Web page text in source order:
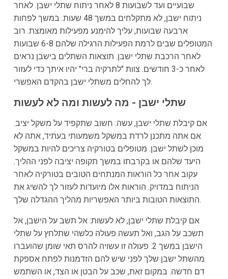
שבועיים ועד לשבועות 8 לאחר ניתוח שתלי ישבן. לאחר
ניתוח ישבן, לא מתקלחים במשך 48 שעות. במשך לפחות
ארבעה שבועות, עליך להימנע מפעילות מאומצת. רוב
המטופלים שבים לרמת הפעילות הרגילה שלהם 6-8 שבועות
לאחר הרכבת שתלי ישבן. תוצאות השתלים בישבן נראים
לאחר כ-3 חודשים. צוות "לתרקיה ברי" יהיו איתך כדי לעזור
לך להחלים משתלי ישבן בהקדם האפשרי.
שתלי ישבן - מה לעשות ומה לא לעשות
אם קיבלת שתלי ישבן, עשה: חשוב שתקפיד על משקל יציב.
אם אתה מתכנן לרדת במשקל משמעותי בעתיד, אתה לא
מוכן לשתל ישבן. מטופלים בטורקיה צריכים להיות במשקל
היעד שלהם או בקרבתו במשך תקופה יציבה לפני ההליך.
עקוב אחר כל הוראות המנתחים הטובים בטורקיה לאחר
הניתוח במדויק. הוראות אלו מיועדות לעזור לך להשיג את
התוצאות הטובות ביותר האפשריות מהליך ההגדלה שלך.
אם קיבלת שתלי ישבן, לא לעשות: אל תשב על הישבן, אל
תשכב על הגב, ואל תעשה פעולה כלשהי שתלחץ על שתלי
הישבן במשך 2. פעולה זו עשויה להרס תאי שומן שהועברו
מהשתל ישבן שלך לפני שיש להם הזדמנות לפתח אספקת
דם חדשה. במקום זאת, שכב על הבטן או הצד, או השתמש